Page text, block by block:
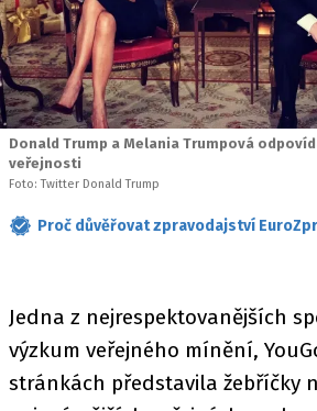
Donald Trump a Melania Trumpová
veřejnosti
Foto: Twitter Donald Trump
Proč důvěřovat zpravodajství
Jedna z nejrespektovanějších
výzkum veřejného mínění,
stránkách představila žebříčky